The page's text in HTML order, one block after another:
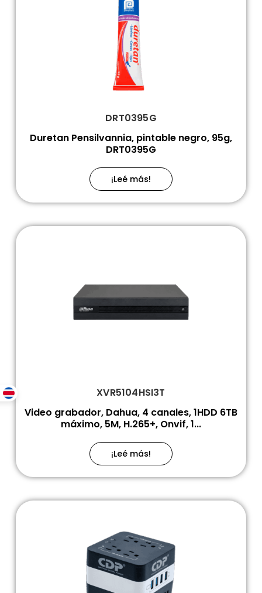
DRT0395G
Duretan Pensilvannia, pintable negro, 95g,
DRT0395G
¡Leé más!
XVR5104HSI3T
Video grabador, Dahua, 4 canales, 1HDD 6TB
máximo, 5M, H.265+, Onvif, 1...
¡Leé más!